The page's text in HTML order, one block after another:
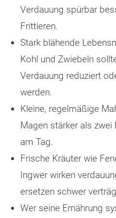
Verdauung spürbar
Frittieren.
Stark blähende
Kohl und Zwiebeln
Verdauung reduziert
werden.
Kleine, regelmäßige
Magen stärker als
am Tag.
Frische Kräuter wie
Ingwer wirken
ersetzen schwer
Wer seine Ernährung